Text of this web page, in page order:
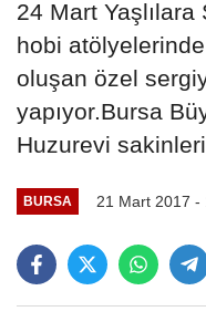
24 Mart Yaşlılara
hobi
oluşan özel
yapıyor.Bursa
Huzurevi
BURSA 21 Mart 2017 -